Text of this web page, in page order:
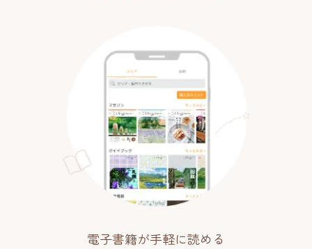
電子書籍が手軽に読める